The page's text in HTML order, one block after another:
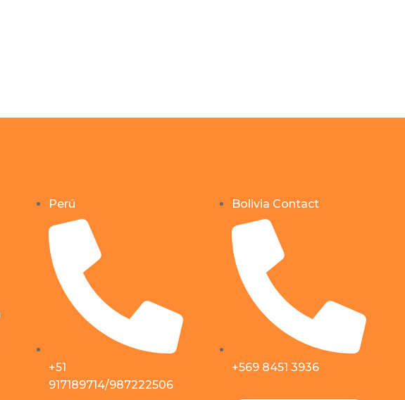
Perú
+51
917189714/987222506
Bolivia Contact
+569 8451 3936